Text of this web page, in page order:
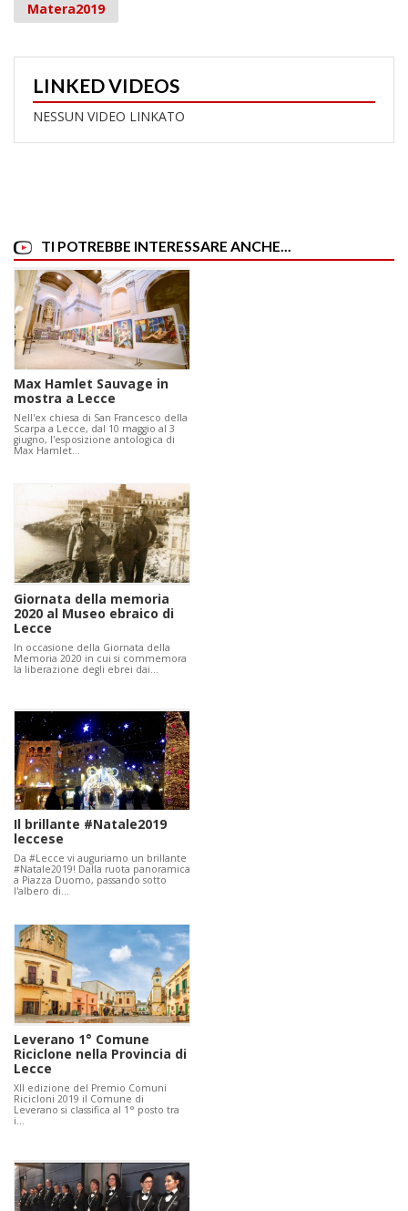
Matera2019
LINKED VIDEOS
NESSUN VIDEO LINKATO
TI POTREBBE INTERESSARE ANCHE...
Max Hamlet Sauvage in
mostra a Lecce
Nell'ex chiesa di San Francesco della
Scarpa a Lecce, dal 10 maggio al 3
giugno, l'esposizione antologica di
Max Hamlet…
Giornata della memoria
2020 al Museo ebraico di
Lecce
In occasione della Giornata della
Memoria 2020 in cui si commemora
la liberazione degli ebrei dai…
Il brillante #Natale2019
leccese
Da #Lecce vi auguriamo un brillante
#Natale2019! Dalla ruota panoramica
a Piazza Duomo, passando sotto
l'albero di…
Leverano 1° Comune
Riciclone nella Provincia di
Lecce
XII edizione del Premio Comuni
Ricicloni 2019 il Comune di
Leverano si classifica al 1° posto tra
i…